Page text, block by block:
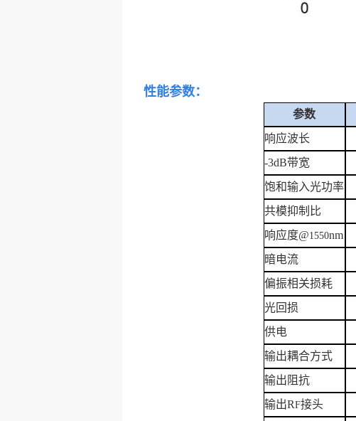
性能参数：
参数
响应波长
-3dB带宽
饱和输入光功率
共模抑制比
响应度@1550nm
暗电流
偏振相关损耗
光回损
供电
输出耦合方式
输出阻抗
输出RF接头